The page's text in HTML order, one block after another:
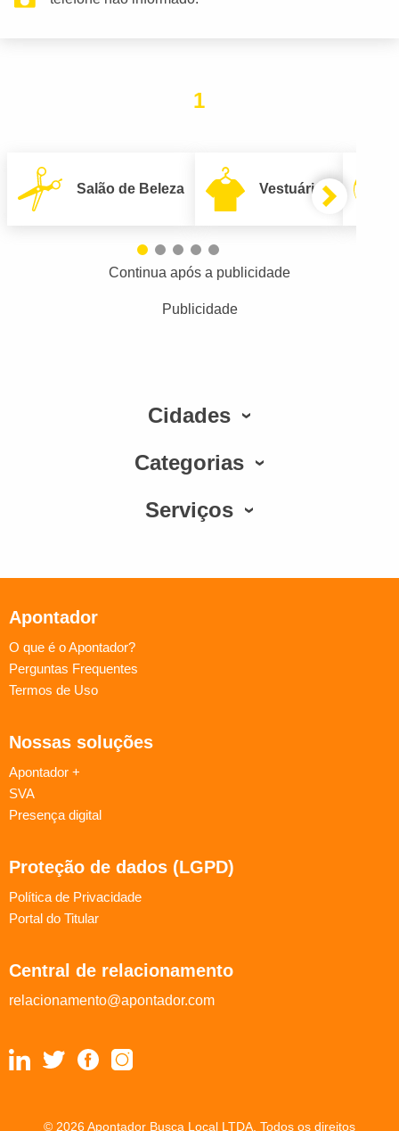
1
Salão de Beleza Vestuário
Continua após a publicidade
Publicidade
Cidades
Categorias
Serviços
Apontador
O que é o Apontador?
Perguntas Frequentes
Termos de Uso
Nossas soluções
Apontador +
SVA
Presença digital
Proteção de dados (LGPD)
Política de Privacidade
Portal do Titular
Central de relacionamento
relacionamento@apontador.com
© 2026 Apontador Busca Local LTDA. Todos os direitos